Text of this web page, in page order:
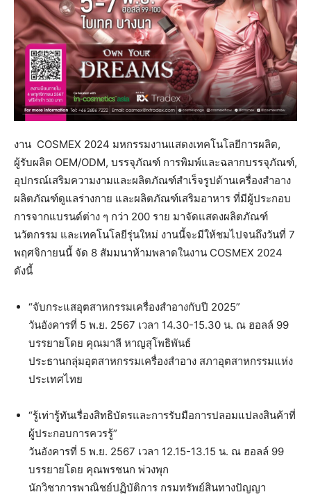
งาน COSMEX 2024 มหกรรมงานแสดงเทคโนโลยีการผลิต,
ผู้รับผลิต OEM/ODM, บรรจุภัณฑ์ การพิมพ์และฉลากบรรจุภัณฑ์,
อุปกรณ์เสริมความงามและผลิตภัณฑ์สำเร็จรูปด้านเครื่องสำอาง
ผลิตภัณฑ์ดูแลร่างกาย และผลิตภัณฑ์เสริมอาหาร ที่มีผู้ประกอบ
การจากแบรนด์ต่าง ๆ กว่า 200 ราย มาจัดแสดงผลิตภัณฑ์
นวัตกรรม และเทคโนโลยีรุ่นใหม่ งานนี้จะมีให้ชมไปจนถึงวันที่ 7
พฤศจิกายนนี้ จัด 8 สัมมนาห้ามพลาดในงาน COSMEX 2024
ดังนี้
“จับกระแสอุตสาหกรรมเครื่องสำอางกับปี 2025”
วันอังคารที่ 5 พ.ย. 2567 เวลา 14.30-15.30 น. ณ ฮอลล์ 99
บรรยายโดย คุณมาลี หาญสุโพธิพันธ์
ประธานกลุ่มอุตสาหกรรมเครื่องสำอาง สภาอุตสาหกรรมแห่ง
ประเทศไทย
“รู้เท่ารู้ทันเรื่องสิทธิบัตรและการรับมือการปลอมแปลงสินค้าที่
ผู้ประกอบการควรรู้”
วันอังคารที่ 5 พ.ย. 2567 เวลา 12.15-13.15 น. ณ ฮอลล์ 99
บรรยายโดย คุณพรชนก พ่วงพุก
นักวิชาการพาณิชย์ปฏิบัติการ กรมทรัพย์สินทางปัญญา